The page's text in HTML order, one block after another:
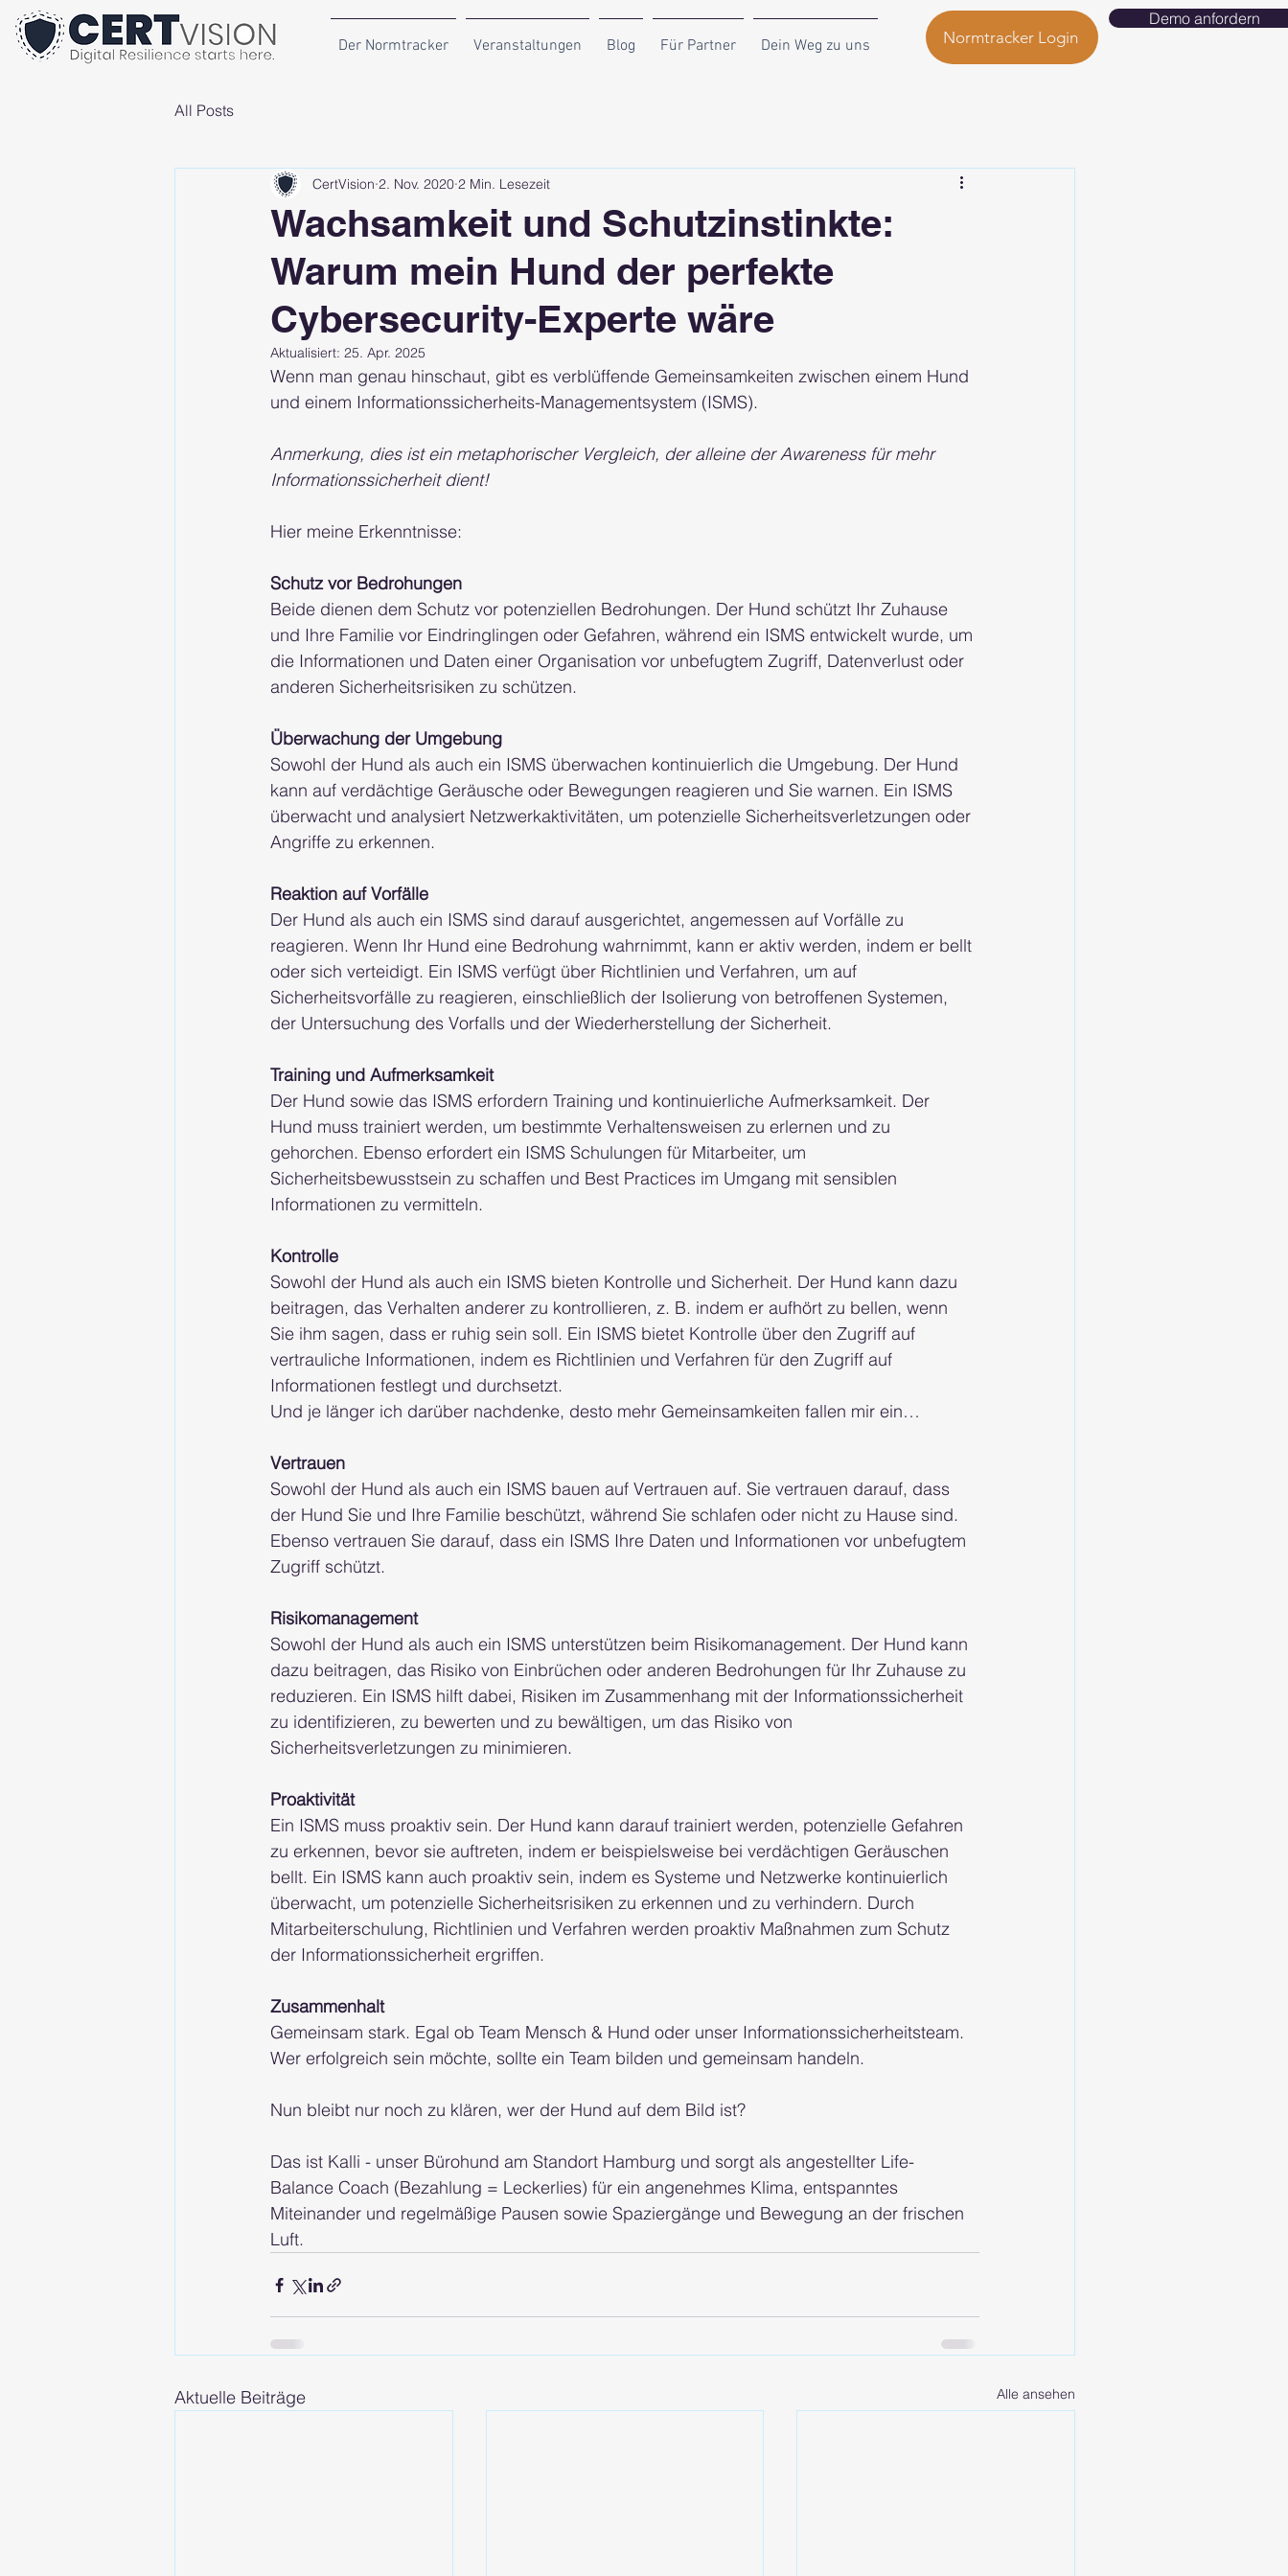
Der Normtracker Veranstaltungen Blog Für Partner Dein Weg zu uns Normtracker Login
Demo anfordern
All Posts
Wachsamkeit und Schutzinstinkte:
Warum mein Hund der perfekte
Cybersecurity-Experte wäre
CertVision 2. Nov. 2020 2 Min. Lesezeit
Aktualisiert: 25. Apr. 2025
Wenn man genau hinschaut, gibt es verblüffende Gemeinsamkeiten zwischen einem Hund
und einem Informationssicherheits-Managementsystem (ISMS).
Anmerkung, dies ist ein metaphorischer Vergleich, der alleine der Awareness für mehr
Informationssicherheit dient!
Hier meine Erkenntnisse:
Schutz vor Bedrohungen
Beide dienen dem Schutz vor potenziellen Bedrohungen. Der Hund schützt Ihr Zuhause
und Ihre Familie vor Eindringlingen oder Gefahren, während ein ISMS entwickelt wurde, um
die Informationen und Daten einer Organisation vor unbefugtem Zugriff, Datenverlust oder
anderen Sicherheitsrisiken zu schützen.
Überwachung der Umgebung
Sowohl der Hund als auch ein ISMS überwachen kontinuierlich die Umgebung. Der Hund
kann auf verdächtige Geräusche oder Bewegungen reagieren und Sie warnen. Ein ISMS
überwacht und analysiert Netzwerkaktivitäten, um potenzielle Sicherheitsverletzungen oder
Angriffe zu erkennen.
Reaktion auf Vorfälle
Der Hund als auch ein ISMS sind darauf ausgerichtet, angemessen auf Vorfälle zu
reagieren. Wenn Ihr Hund eine Bedrohung wahrnimmt, kann er aktiv werden, indem er bellt
oder sich verteidigt. Ein ISMS verfügt über Richtlinien und Verfahren, um auf
Sicherheitsvorfälle zu reagieren, einschließlich der Isolierung von betroffenen Systemen,
der Untersuchung des Vorfalls und der Wiederherstellung der Sicherheit.
Training und Aufmerksamkeit
Der Hund sowie das ISMS erfordern Training und kontinuierliche Aufmerksamkeit. Der
Hund muss trainiert werden, um bestimmte Verhaltensweisen zu erlernen und zu
gehorchen. Ebenso erfordert ein ISMS Schulungen für Mitarbeiter, um
Sicherheitsbewusstsein zu schaffen und Best Practices im Umgang mit sensiblen
Informationen zu vermitteln.
Kontrolle
Sowohl der Hund als auch ein ISMS bieten Kontrolle und Sicherheit. Der Hund kann dazu
beitragen, das Verhalten anderer zu kontrollieren, z. B. indem er aufhört zu bellen, wenn
Sie ihm sagen, dass er ruhig sein soll. Ein ISMS bietet Kontrolle über den Zugriff auf
vertrauliche Informationen, indem es Richtlinien und Verfahren für den Zugriff auf
Informationen festlegt und durchsetzt.
Und je länger ich darüber nachdenke, desto mehr Gemeinsamkeiten fallen mir ein…
Vertrauen
Sowohl der Hund als auch ein ISMS bauen auf Vertrauen auf. Sie vertrauen darauf, dass
der Hund Sie und Ihre Familie beschützt, während Sie schlafen oder nicht zu Hause sind.
Ebenso vertrauen Sie darauf, dass ein ISMS Ihre Daten und Informationen vor unbefugtem
Zugriff schützt.
Risikomanagement
Sowohl der Hund als auch ein ISMS unterstützen beim Risikomanagement. Der Hund kann
dazu beitragen, das Risiko von Einbrüchen oder anderen Bedrohungen für Ihr Zuhause zu
reduzieren. Ein ISMS hilft dabei, Risiken im Zusammenhang mit der Informationssicherheit
zu identifizieren, zu bewerten und zu bewältigen, um das Risiko von
Sicherheitsverletzungen zu minimieren.
Proaktivität
Ein ISMS muss proaktiv sein. Der Hund kann darauf trainiert werden, potenzielle Gefahren
zu erkennen, bevor sie auftreten, indem er beispielsweise bei verdächtigen Geräuschen
bellt. Ein ISMS kann auch proaktiv sein, indem es Systeme und Netzwerke kontinuierlich
überwacht, um potenzielle Sicherheitsrisiken zu erkennen und zu verhindern. Durch
Mitarbeiterschulung, Richtlinien und Verfahren werden proaktiv Maßnahmen zum Schutz
der Informationssicherheit ergriffen.
Zusammenhalt
Gemeinsam stark. Egal ob Team Mensch & Hund oder unser Informationssicherheitsteam.
Wer erfolgreich sein möchte, sollte ein Team bilden und gemeinsam handeln.
Nun bleibt nur noch zu klären, wer der Hund auf dem Bild ist?
Das ist Kalli - unser Bürohund am Standort Hamburg und sorgt als angestellter Life-
Balance Coach (Bezahlung = Leckerlies) für ein angenehmes Klima, entspanntes
Miteinander und regelmäßige Pausen sowie Spaziergänge und Bewegung an der frischen
Luft.
Aktuelle Beiträge Alle ansehen